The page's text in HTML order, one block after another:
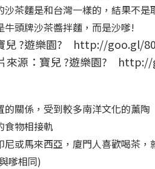
沙茶麵是和台灣一樣的，結果不是
牛頭牌沙茶醬拌麵，而是沙嗲!
來源：寶兒 ?遊樂園?
的關係，受到較多南洋文化的薰陶
食物相接軌
尼或馬來西亞，廈門人喜歡喝茶，
嗲相同)